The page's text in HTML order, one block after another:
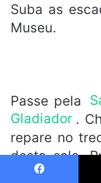
Suba as
Museu.
Passe pela
Gladiador .
repare no
desta sala.
Cabo
nesta